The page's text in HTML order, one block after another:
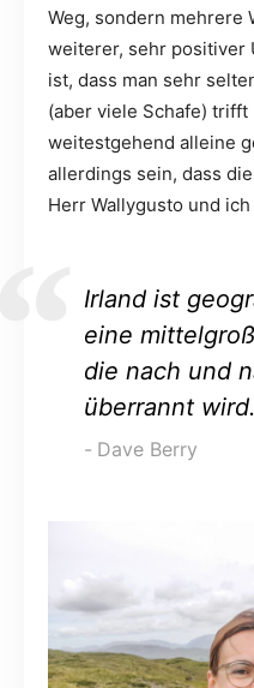
Weg, sondern mehrere
weiterer, sehr positiver
ist, dass man sehr
(aber viele Schafe) trifft
weitestgehend alleine
allerdings sein, dass
Herr Wallygusto und
Irland ist
eine
die nach und
überrannt wird.
Dave Berry